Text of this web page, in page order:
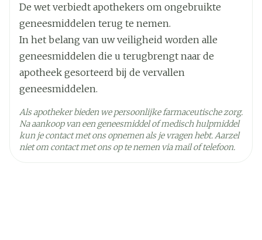
vlekken heeft of rode/zilverachtige huid
(psoriasis) of rash in het aangezicht, pijn in de
gewrichten, spieraandoeningen, koorts (cutane
en systemische lupus erythematosus).  Als u
meer dan 6 weken moet behandeld worden met
dit geneesmiddel en uw immuunsysteem
onderdrukt is, zal uw arts uw bloed controleren 
Als u nog andere geneesmiddelen neemt.
Gelieve ook de rubriek " Neemt u nog andere
Ingrediënten
Behoud
Kamertemperatuur (15°C -
25°C)
De wet verbiedt apothekers om ongebruikte
geneesmiddelen terug te nemen.
In het belang van uw veiligheid worden alle
geneesmiddelen die u terugbrengt naar de
apotheek gesorteerd bij de vervallen
geneesmiddelen.
Als apotheker bieden we persoonlijke farmaceutische zorg.
Na aankoop van een geneesmiddel of medisch hulpmiddel
kun je contact met ons opnemen als je vragen hebt. Aarzel
niet om contact met ons op te nemen via mail of telefoon.